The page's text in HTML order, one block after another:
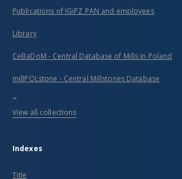
Publications of IGiPZ PAN and employees
Library
CeBaDoM - Central Database of Mills in Poland
millPOLstone - Central Millstones Database
...
View all collections
Indexes
Title